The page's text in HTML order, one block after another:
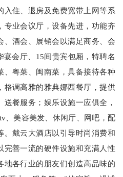
入住、退房及免费宽带上网等系
专业会议厅，设备先进，功能齐
、酒会、展销会以满足商务、会
会厅、15间贵宾包厢，特聘名
、粤菜、闽南菜，具备接待各种
格调高雅的雅典娜西餐厅，提供
餐服务；娱乐设施一应俱全，
、美容美发、休闲厅、网吧，配
。戴云大酒店以引导时尚消费和
完善一流的硬件设施和充满人性
地各行业的朋友们创造高品味的